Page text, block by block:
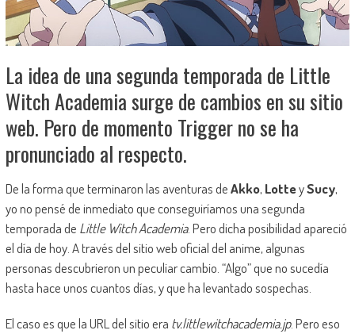
La idea de una segunda temporada de Little
Witch Academia surge de cambios en su sitio
web. Pero de momento Trigger no se ha
pronunciado al respecto.
De la forma que terminaron las aventuras deAkko, LotteySucy,
yo no pensé de inmediato que conseguiríamos una segunda
temporada de Little Witch Academia. Pero dicha posibilidad apareció
el día de hoy. A través del sitio web oficial del anime, algunas
personas descubrieron un peculiar cambio. “Algo” que no sucedía
hasta hace unos cuantos días, y que ha levantado sospechas.
El caso es que la URL del sitio era tv.littlewitchacademia.jp. Pero eso